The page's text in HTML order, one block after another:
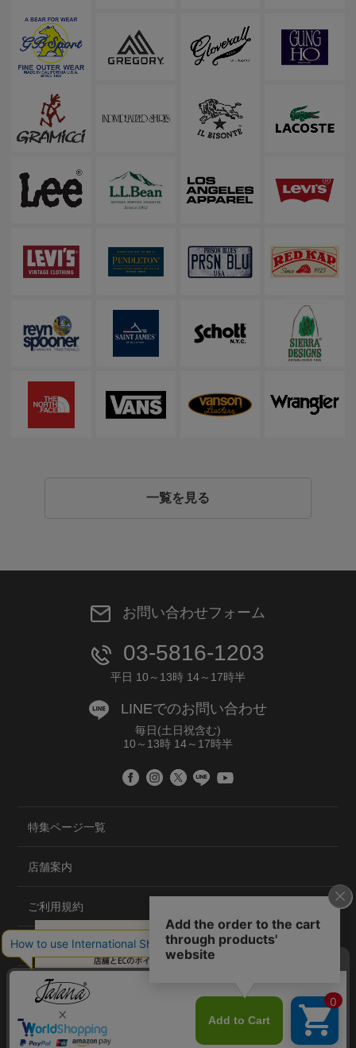
一覧を見る
お問い合わせフォーム
03-5816-1203
平日 10～13時 14～17時半
LINEでのお問い合わせ
毎日(土日祝含む)
10～13時 14～17時半
特集ページ一覧
店舗案内
ご利用規約
プライバシーポリシー
特定商取引法について
会社概要